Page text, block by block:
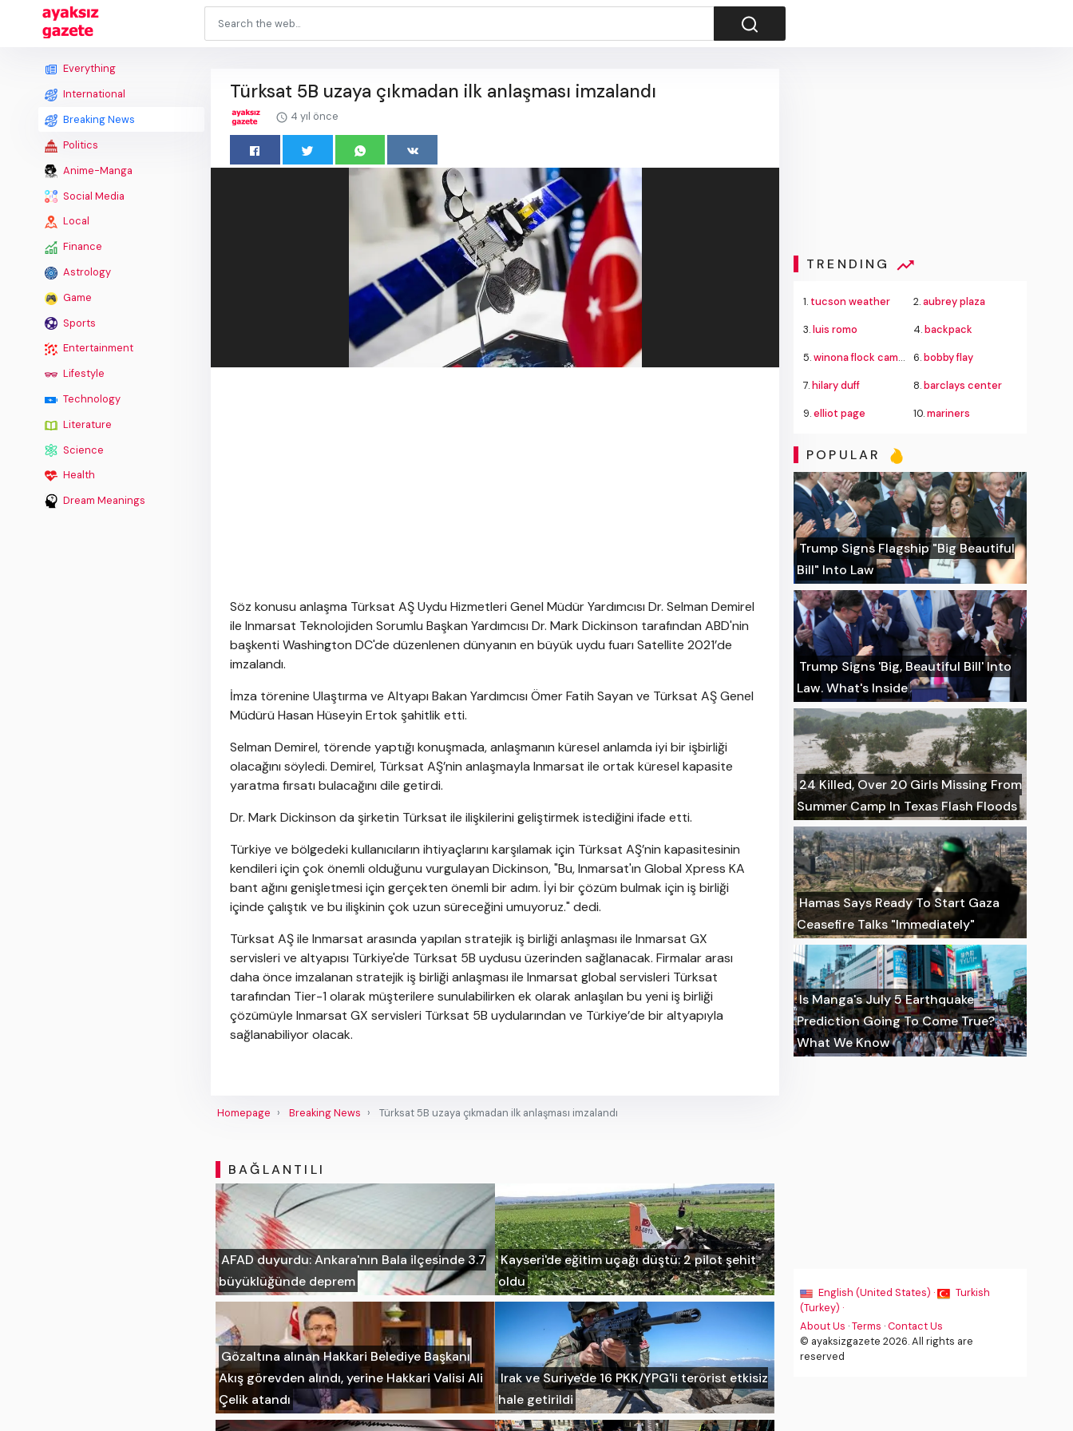
Everything
International
Breaking News
Politics
Anime-Manga
Social Media
Local
Finance
Astrology
Game
Sports
Entertainment
Lifestyle
Technology
Literature
Science
Health
Dream Meanings
Türksat 5B uzaya çıkmadan ilk anlaşması imzalandı
4 yıl önce
Söz konusu anlaşma Türksat AŞ Uydu Hizmetleri Genel Müdür Yardımcısı Dr. Selman Demirel
ile Inmarsat Teknolojiden Sorumlu Başkan Yardımcısı Dr. Mark Dickinson tarafından ABD'nin
başkenti Washington DC'de düzenlenen dünyanın en büyük uydu fuarı Satellite 2021’de
imzalandı.
İmza törenine Ulaştırma ve Altyapı Bakan Yardımcısı Ömer Fatih Sayan ve Türksat AŞ Genel
Müdürü Hasan Hüseyin Ertok şahitlik etti.
Selman Demirel, törende yaptığı konuşmada, anlaşmanın küresel anlamda iyi bir işbirliği
olacağını söyledi. Demirel, Türksat AŞ’nin anlaşmayla Inmarsat ile ortak küresel kapasite
yaratma fırsatı bulacağını dile getirdi.
Dr. Mark Dickinson da şirketin Türksat ile ilişkilerini geliştirmek istediğini ifade etti.
Türkiye ve bölgedeki kullanıcıların ihtiyaçlarını karşılamak için Türksat AŞ’nin kapasitesinin
kendileri için çok önemli olduğunu vurgulayan Dickinson, "Bu, Inmarsat'ın Global Xpress KA
bant ağını genişletmesi için gerçekten önemli bir adım. İyi bir çözüm bulmak için iş birliği
içinde çalıştık ve bu ilişkinin çok uzun süreceğini umuyoruz." dedi.
Türksat AŞ ile Inmarsat arasında yapılan stratejik iş birliği anlaşması ile Inmarsat GX
servisleri ve altyapısı Türkiye'de Türksat 5B uydusu üzerinden sağlanacak. Firmalar arası
daha önce imzalanan stratejik iş birliği anlaşması ile Inmarsat global servisleri Türksat
tarafından Tier-1 olarak müşterilere sunulabilirken ek olarak anlaşılan bu yeni iş birliği
çözümüyle Inmarsat GX servisleri Türksat 5B uydularından ve Türkiye’de bir altyapıyla
sağlanabiliyor olacak.
Homepage Breaking News Türksat 5B uzaya çıkmadan ilk anlaşması imzalandı
BAĞLANTILI
AFAD duyurdu: Ankara'nın Bala ilçesinde 3.7
büyüklüğünde deprem
Kayseri'de eğitim uçağı düştü: 2 pilot şehit
oldu
Gözaltına alınan Hakkari Belediye Başkanı
Akış görevden alındı, yerine Hakkari Valisi Ali
Çelik atandı
Irak ve Suriye'de 16 PKK/YPG'li terörist etkisiz
hale getirildi
TRENDING
1. tucson weather 2.aubrey plaza
3.luis romo 4.backpack
5.winona flock camera theft 6.bobby flay
7.hilary duff 8.barclays center
9.elliot page 10.mariners
POPULAR
Trump Signs Flagship "Big Beautiful
Bill" Into Law
Trump Signs 'Big, Beautiful Bill' Into
Law. What's Inside
24 Killed, Over 20 Girls Missing From
Summer Camp In Texas Flash Floods
Hamas Says Ready To Start Gaza
Ceasefire Talks "Immediately"
Is Manga's July 5 Earthquake
Prediction Going To Come True?
What We Know
English (United States) ·
Turkish
(Turkey) ·
About Us ·Terms ·Contact Us
© ayaksizgazete 2026. All rights are
reserved